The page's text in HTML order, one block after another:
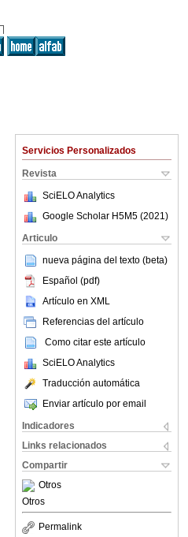
Servicios Personalizados
Revista
SciELO Analytics
Google Scholar H5M5 (2021 )
Articulo
nueva página del texto (beta)
Español (pdf)
Artículo en XML
Referencias del artículo
Como citar este artículo
SciELO Analytics
Traducción automática
Enviar artículo por email
Indicadores
Links relacionados
Compartir
Otros
Otros
Permalink